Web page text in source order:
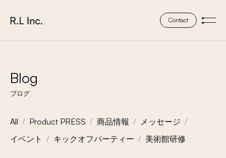
株式会社 エール・エル
Contact
ブログ
Blog
All Product PRESS 商品情報
メッセージ
イベント
キックオフパーティー 美術館研修